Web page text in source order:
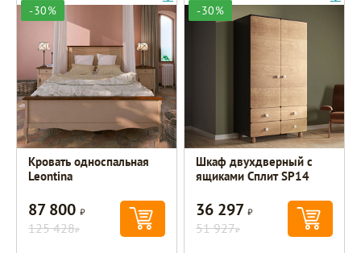
-30%
Кровать односпальная
Leontina
87 800Р
125 428Р
-30%
Шкаф двухдверный с
ящиками Сплит SP14
36 297Р
51 927Р